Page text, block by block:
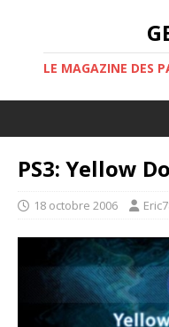
LE MAGAZINE DES
PS3: Yellow
18 octobre 2006